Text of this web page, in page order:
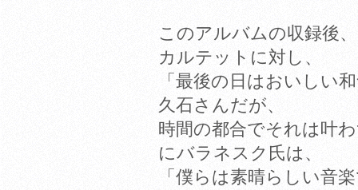
このアルバムの収録後
カルテットに対し、
「最後の日はおいしい
久石さんだが、
時間の都合でそれは叶
にバラネスク氏は、
「僕らは素晴らしい音